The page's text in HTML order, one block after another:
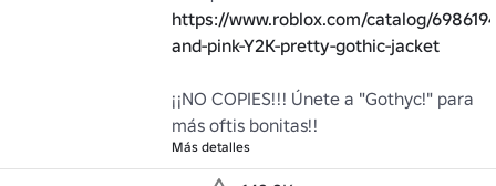
https://www.roblox.com/catalog/
and-pink-Y2K-pretty-gothic-jacket
¡¡NO COPIES!!! Únete a "Gothyc!" para
más oftis bonitas!!
Más detalles